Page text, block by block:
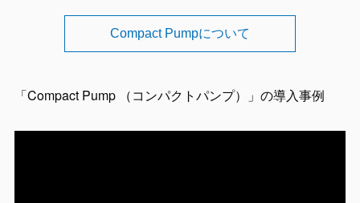
Compact Pumpについて
「Compact Pump （コンパクトパンプ）」の導入事例